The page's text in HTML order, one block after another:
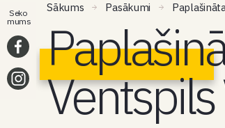
Sākums Pasākumi
Seko
mums